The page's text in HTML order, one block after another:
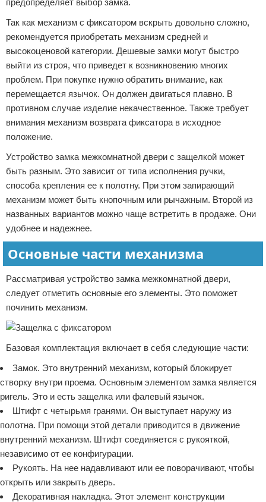
предопределяет выбор замка.
Так как механизм с фиксатором вскрыть довольно сложно,
рекомендуется приобретать механизм средней и
высокоценовой категории. Дешевые замки могут быстро
выйти из строя, что приведет к возникновению многих
проблем. При покупке нужно обратить внимание, как
перемещается язычок. Он должен двигаться плавно. В
противном случае изделие некачественное. Также требует
внимания механизм возврата фиксатора в исходное
положение.
Устройство замка межкомнатной двери с защелкой может
быть разным. Это зависит от типа исполнения ручки,
способа крепления ее к полотну. При этом запирающий
механизм может быть кнопочным или рычажным. Второй из
названных вариантов можно чаще встретить в продаже. Они
удобнее и надежнее.
Основные части механизма
Рассматривая устройство замка межкомнатной двери,
следует отметить основные его элементы. Это поможет
починить механизм.
Базовая комплектация включает в себя следующие части:
Замок. Это внутренний механизм, который блокирует
створку внутри проема. Основным элементом замка является
ригель. Это и есть защелка или фалевый язычок.
Штифт с четырьмя гранями. Он выступает наружу из
полотна. При помощи этой детали приводится в движение
внутренний механизм. Штифт соединяется с рукояткой,
независимо от ее конфигурации.
Рукоять. На нее надавливают или ее поворачивают, чтобы
открыть или закрыть дверь.
Декоративная накладка. Этот элемент конструкции